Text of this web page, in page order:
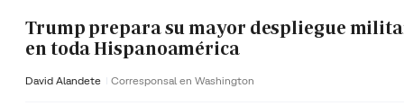
Trump prepara su mayor despliegue
en toda Hispanoamérica
David Alandete Corresponsal en Washington